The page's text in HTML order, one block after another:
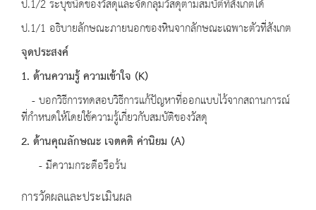
ป.1/2 ระบุชนิดของวัสดุและจัดกลุ่มวัสดุตามสมบัติที่สังเกตได้
ป.1/1 อธิบายลักษณะภายนอกของหินจากลักษณะเฉพาะตัวที่สังเกต
จุดประสงค์
1. ด้านความรู้ ความเข้าใจ (K)
- บอกวิธีการทดสอบวิธีการแก้ปัญหาที่ออกแบบไว้จากสถานการณ์
ที่กำหนดให้โดยใช้ความรู้เกี่ยวกับสมบัติของวัสดุ
2. ด้านคุณลักษณะ เจตคติ ค่านิยม (A)
- มีความกระตือรือร้น
การวัดผลและประเมินผล